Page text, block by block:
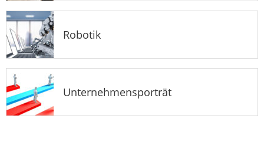
Robotik
Unternehmensporträt